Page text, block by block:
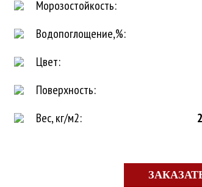
Морозостойкость:
Водопоглощение,%:
Цвет:
Поверхность:
Вес, кг/м2: